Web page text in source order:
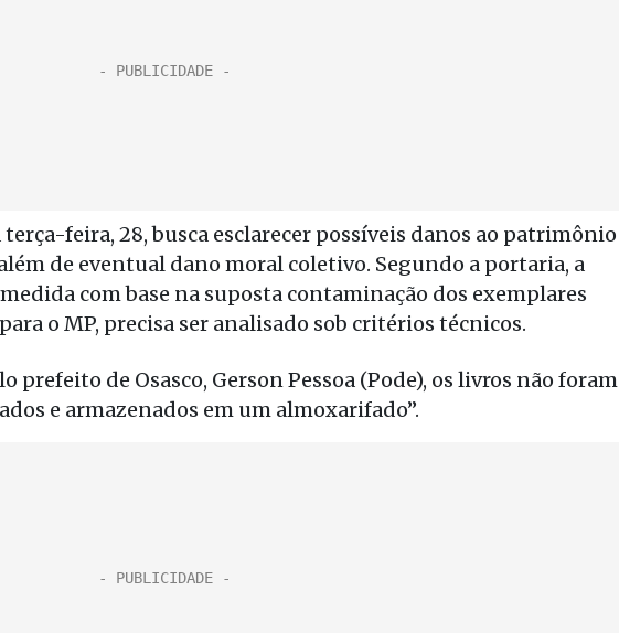
feira, 28, busca esclarecer possíveis danos ao patrimônio
de eventual dano moral coletivo. Segundo a portaria, a
com base na suposta contaminação dos exemplares
o MP, precisa ser analisado sob critérios técnicos.
prefeito de Osasco, Gerson Pessoa (Pode), os livros não foram
e armazenados em um almoxarifado”.